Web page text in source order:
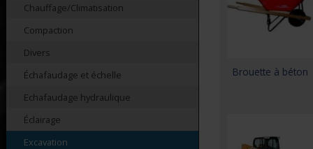
Chauffage/Climatisation
Compaction
Divers
Échafaudage et échelle
Echafaudage hydraulique
Éclairage
Excavation
Brouette à béton